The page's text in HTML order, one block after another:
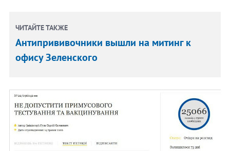
ЧИТАЙТЕ ТАКЖЕ
Антипрививочники вышли на митинг к
офису Зеленского